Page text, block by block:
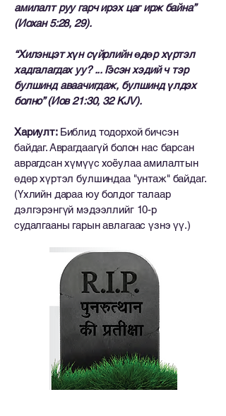
амилалт руу гарч ирэх цаг ирж байна”
(Иохан 5:28, 29).
“Хилэнцэт хүн сүйрлийн өдөр хүртэл
хадгалагдах уу? ... Гэсэн хэдий ч тэр
булшинд аваачигдаж, булшинд үлдэх
болно” (Иов 21:30, 32 KJV).
Хариулт: Библид тодорхой бичсэн
байдаг. Аврагдаагүй болон нас барсан
аврагдсан хүмүүс хоёулаа амилалтын
өдөр хүртэл булшиндаа "унтаж" байдаг.
(Үхлийн дараа юу болдог талаар
дэлгэрэнгүй мэдээллийг 10-р
судалгааны гарын авлагаас үзнэ үү.)